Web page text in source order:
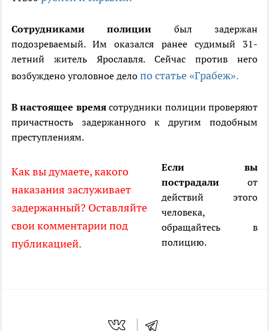
Сотрудниками полиции был задержан
подозреваемый. Им оказался ранее судимый 31-
летний житель Ярославля. Сейчас против него
возбуждено уголовное дело по статье «Грабеж».
В настоящее времясотрудники полиции проверяют
причастность задержанного к другим подобным
преступлениям.
Как вы думаете, какого
наказания заслуживает
задержанный? Оставляйте
свои комментарии под
публикацией.
Если вы
пострадали от
действий этого
человека,
обращайтесь в
полицию.